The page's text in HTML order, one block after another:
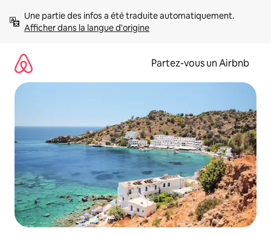
directement
Afficher dans la langue d'origine
Partez-vous un Airbnb